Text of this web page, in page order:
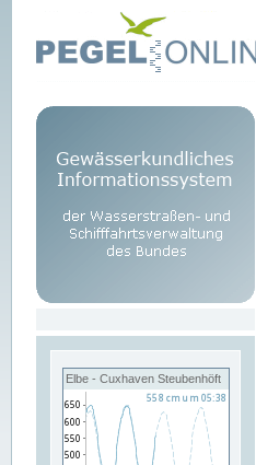
Elbe - Cuxhaven Steubenhöft